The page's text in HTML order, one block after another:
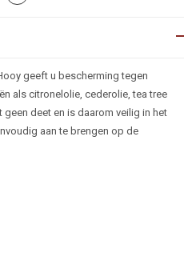
geeft u bescherming tegen
als citronelolie, cederolie, tea tree
deet en is daarom veilig in het
aan te brengen op de